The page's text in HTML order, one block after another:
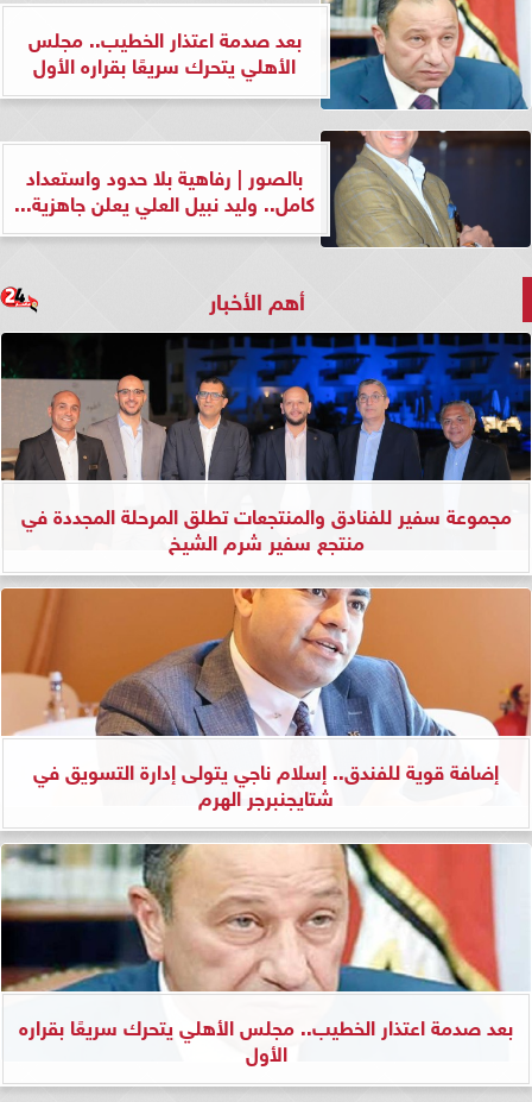
بعد صدمة اعتذار الخطيب.. مجلس
الأهلي يتحرك سريعًا بقراره الأول
بالصور | رفاهية بلا حدود واستعداد
كامل.. وليد نبيل العلي يعلن جاهزية...
أهم الأخبار
مجموعة سفير للفنادق والمنتجعات تطلق المرحلة المجددة في
منتجع سفير شرم الشيخ
إضافة قوية للفندق.. إسلام ناجي يتولى إدارة التسويق في
شتايجنبرجر الهرم
بعد صدمة اعتذار الخطيب.. مجلس الأهلي يتحرك سريعًا بقراره
الأول